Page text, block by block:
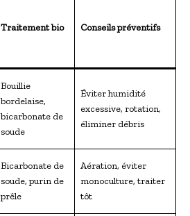
Traitement bio Conseils préventifs
Bouillie
bordelaise,
bicarbonate de
soude
Éviter humidité
excessive, rotation,
éliminer débris
Bicarbonate de
soude, purin de
prêle
Aération, éviter
monoculture, traiter
tôt